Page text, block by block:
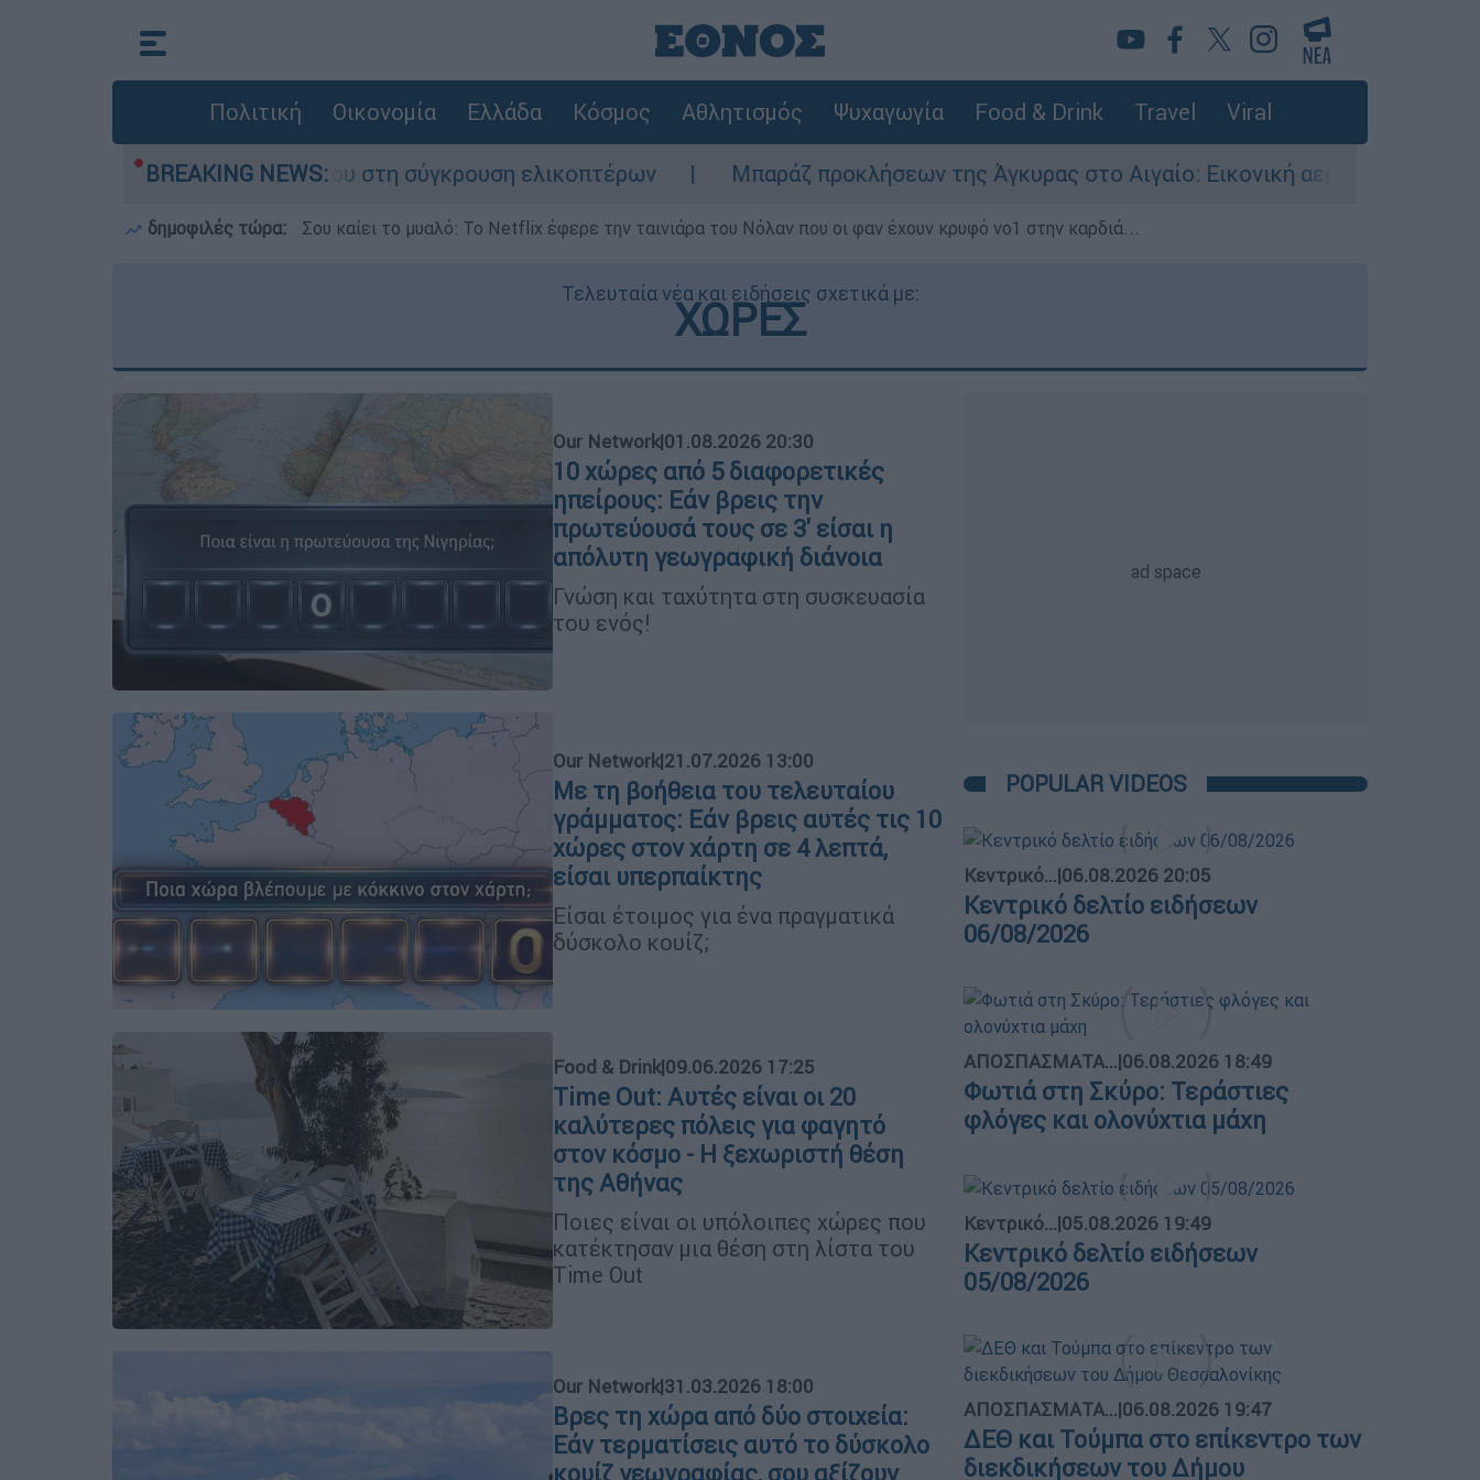
Πολιτική Οικονομία Ελλάδα Κόσμος Αθλητισμός Ψυχαγωγία Food & Drink Travel Viral
BREAKING NEWS:
έχασε τη ζωή του στη σύγκρουση ελικοπτέρων Μπαράζ προκλήσεων της Άγκυρας στο Αιγαίο: Εικονική αερομαχία ανάμεσα σε ελληνικά
δημοφιλές τώρα: Σου καίει το μυαλό: Το Netflix έφερε την ταινιάρα του Νόλαν που οι φαν έχουν κρυφό νο1 στην καρδιά...
Τελευταία νέα και ειδήσεις σχετικά με:
ΧΩΡΕΣ
Our Network|01.08.2026 20:30
10 χώρες από 5 διαφορετικές
ηπείρους: Εάν βρεις την
πρωτεύουσά τους σε 3' είσαι η
απόλυτη γεωγραφική διάνοια
Γνώση και ταχύτητα στη συσκευασία
του ενός!
Our Network|21.07.2026 13:00
Με τη βοήθεια του τελευταίου
γράμματος: Εάν βρεις αυτές τις 10
χώρες στον χάρτη σε 4 λεπτά,
είσαι υπερπαίκτης
Είσαι έτοιμος για ένα πραγματικά
δύσκολο κουίζ;
Food & Drink|09.06.2026 17:25
Time Out: Αυτές είναι οι 20
καλύτερες πόλεις για φαγητό
στον κόσμο - Η ξεχωριστή θέση
της Αθήνας
Ποιες είναι οι υπόλοιπες χώρες που
κατέκτησαν μια θέση στη λίστα του
Time Out
Our Network|31.03.2026 18:00
Βρες τη χώρα από δύο στοιχεία:
Εάν τερματίσεις αυτό το δύσκολο
κουίζ γεωγραφίας, σου αξίζουν
POPULAR VIDEOS
Κεντρικό...|06.08.2026 20:05
Κεντρικό δελτίο ειδήσεων
06/08/2026
ΑΠΟΣΠΑΣΜΑΤΑ...|06.08.2026 18:49
Φωτιά στη Σκύρο: Τεράστιες
φλόγες και ολονύχτια μάχη
Κεντρικό...|05.08.2026 19:49
Κεντρικό δελτίο ειδήσεων
05/08/2026
ΑΠΟΣΠΑΣΜΑΤΑ...|06.08.2026 19:47
ΔΕΘ και Τούμπα στο επίκεντρο των
διεκδικήσεων του Δήμου